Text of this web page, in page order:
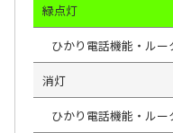
緑点灯
ひかり電話機能・ル
消灯
ひかり電話機能・ル